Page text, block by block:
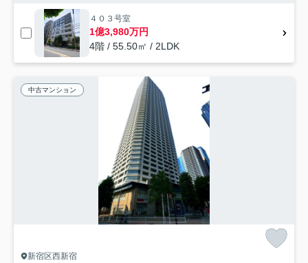
４０３号室
1億3,980万円
4階 / 55.50㎡ / 2LDK
中古マンション
新宿区西新宿